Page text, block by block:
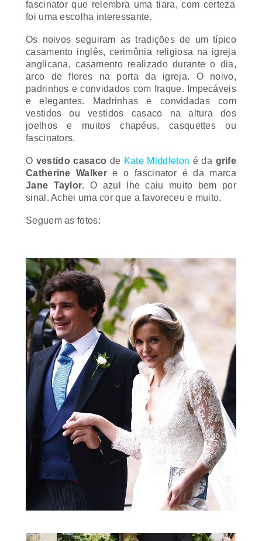
foi uma escolha interessante.
casamento inglês, cerimônia religiosa na igreja
anglicana, casamento realizado durante o dia,
arco de flores na porta da igreja. O noivo,
padrinhos e convidados com fraque. Impecáveis
e elegantes. Madrinhas e convidadas com
vestidos ou vestidos casaco na altura dos
joelhos e muitos chapéus,
casquettes
ou
fascinators
Catherine Walker e ofascinatoré da marca
Jane Taylor. O azul lhe caiu muito bem por
sinal. Achei uma cor que a favoreceu e muito.